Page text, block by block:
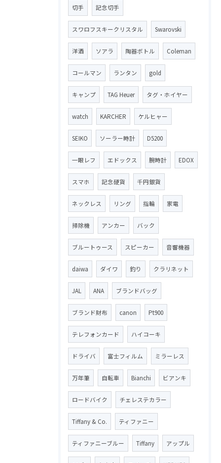
切手 記念切手
スワロフスキークリスタル Swarovski
洋酒 ソアラ 陶器ボトル Coleman
コールマン ランタン gold
キャンプ TAG Heuer タグ・ホイヤー
watch KARCHER ケルヒャー
SEIKO ソーラー時計 D5200
一眼レフ エドックス 腕時計 EDOX
スマホ 記念硬貨 千円銀貨
ネックレス リング 指輪 家電
掃除機 アンカー バック
ブルートゥース スピーカー 音響機器
daiwa ダイワ 釣り クラリネット
JAL ANA ブランドバッグ
ブランド財布 canon Pt900
テレフォンカード ハイコーキ
ドライバ 富士フィルム ミラーレス
万年筆 自転車 Bianchi ビアンキ
ロードバイク チェレステカラー
Tiffany & Co. ティファニー
ティファニーブルー Tiffany アップル